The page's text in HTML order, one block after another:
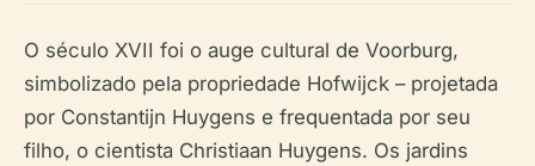
O século XVII foi o auge cultural de Voorburg,
simbolizado pela propriedade Hofwijck – projetada
por Constantijn Huygens e frequentada por seu
filho, o cientista Christiaan Huygens. Os jardins